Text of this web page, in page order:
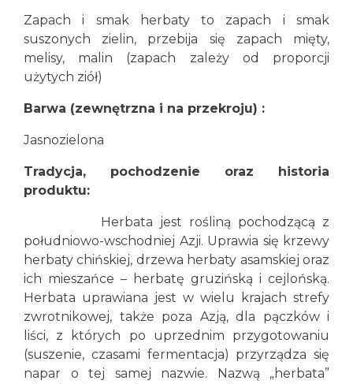
Zapach i smak herbaty to zapach i smak
suszonych zielin, przebija się zapach mięty,
melisy, malin (zapach zależy od proporcji
użytych ziół)
Barwa (zewnętrzna i na przekroju) :
Jasnozielona
Tradycja, pochodzenie oraz historia
produktu:
Herbata jest rośliną pochodzącą z
południowo-wschodniej Azji. Uprawia się krzewy
herbaty chińskiej, drzewa herbaty asamskiej oraz
ich mieszańce – herbatę gruzińską i cejlońską.
Herbata uprawiana jest w wielu krajach strefy
zwrotnikowej, także poza Azją, dla pączków i
liści, z których po uprzednim przygotowaniu
(suszenie, czasami fermentacja) przyrządza się
napar o tej samej nazwie. Nazwą „herbata”